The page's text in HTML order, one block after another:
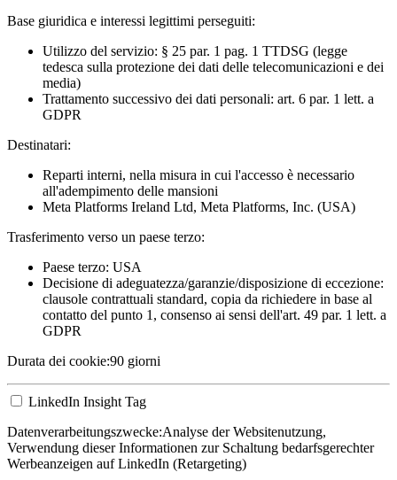
Base giuridica e interessi legittimi perseguiti:
Utilizzo del servizio: § 25 par. 1 pag. 1 TTDSG (legge
tedesca sulla protezione dei dati delle telecomunicazioni e dei
media)
Trattamento successivo dei dati personali: art. 6 par. 1 lett. a
GDPR
Destinatari:
Reparti interni, nella misura in cui l'accesso è necessario
all'adempimento delle mansioni
Meta Platforms Ireland Ltd, Meta Platforms, Inc. (USA)
Trasferimento verso un paese terzo:
Paese terzo: USA
Decisione di adeguatezza/garanzie/disposizione di eccezione:
clausole contrattuali standard, copia da richiedere in base al
contatto del punto 1, consenso ai sensi dell'art. 49 par. 1 lett. a
GDPR
Durata dei cookie:90 giorni
LinkedIn Insight Tag
Datenverarbeitungszwecke:Analyse der Websitenutzung,
Verwendung dieser Informationen zur Schaltung bedarfsgerechter
Werbeanzeigen auf LinkedIn (Retargeting)